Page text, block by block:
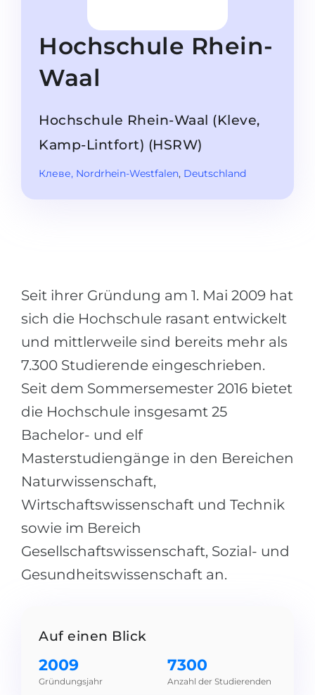
STUDIENKOLLEG
Studienkolleg-Kurse
Freshman / Foundation
Studienvorbereitung
Bundesländer
Städte
BERUFE
Berufe
BERUFSORIENTIERUNG
Holland-Test
Interessenkarte-Test
RIASEC-Test
Erfolgzu
Unsere Studierenden werden
BERATUNG!
Master
Zweitstudium
11-jähriger Schule
Bachelorabschluss
Masterabschluss
BEWERBEN FÜR FACHRICHTUNG …
Medizin
Ingenieurwesen
Physik
Management
BEWERBEN AUS …
Russland
Ukraine
Kasachstan
Anderes Land
Hochschule Rhein-
Waal
Hochschule Rhein-Waal (Kleve,
Kamp-Lintfort) (HSRW)
Клеве, Nordrhein-Westfalen, Deutschland
Seit ihrer Gründung am 1. Mai 2009 hat
sich die Hochschule rasant entwickelt
und mittlerweile sind bereits mehr als
7.300 Studierende eingeschrieben.
Seit dem Sommersemester 2016 bietet
die Hochschule insgesamt 25
Bachelor- und elf
Masterstudiengänge in den Bereichen
Naturwissenschaft,
Wirtschaftswissenschaft und Technik
sowie im Bereich
Gesellschaftswissenschaft, Sozial- und
Gesundheitswissenschaft an.
Auf einen Blick
2009
Gründungsjahr
7300
Anzahl der Studierenden